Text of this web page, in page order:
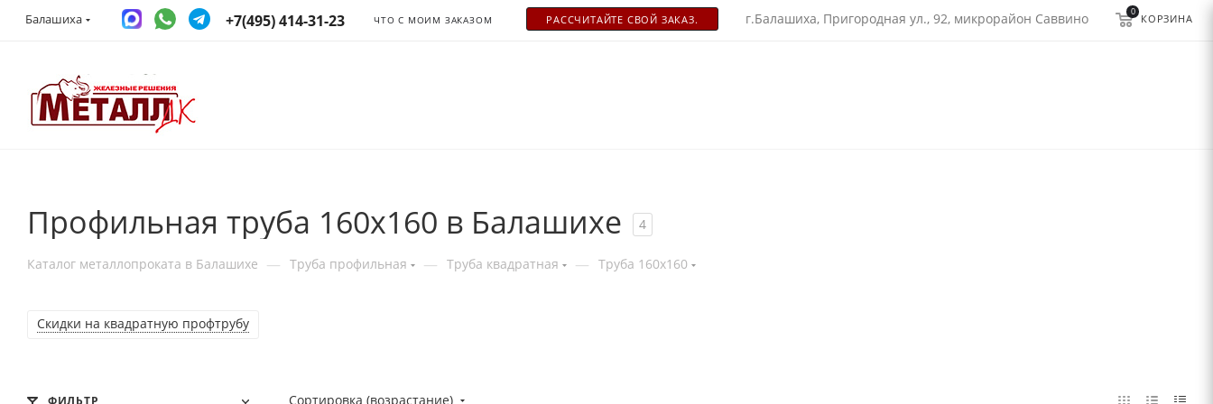
Балашиха +7(495) 414-31-23 ЧТО С МОИМ ЗАКАЗОМ РАСCЧИТАЙТЕ СВОЙ ЗАКАЗ. г.Балашиха, Пригородная ул., 92, микрорайон Саввино 0
КОРЗИНА
Профильная труба 160x160 в Балашихе 4
Каталог металлопроката в Балашихе — Труба профильная — Труба квадратная — Труба 160x160
Скидки на квадратную профтрубу
Сортировка (возрастание)
ФИЛЬТР